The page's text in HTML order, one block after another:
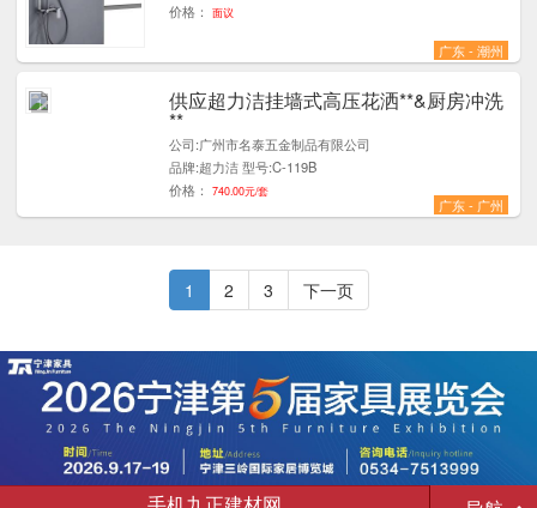
价格：
面议
广东 - 潮州
供应超力洁挂墙式高压花洒**&厨房冲洗
**
公司:广州市名泰五金制品有限公司
品牌:超力洁 型号:C-119B
价格：
740.00元/套
广东 - 广州
1
1 2 3 下一页